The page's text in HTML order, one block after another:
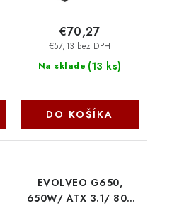
Na sklade (13 ks)
€57,13 bez DPH
€70,27
DO KOŠÍKA
EVOLVEO G650,
650W/ ATX 3.1/ 80+